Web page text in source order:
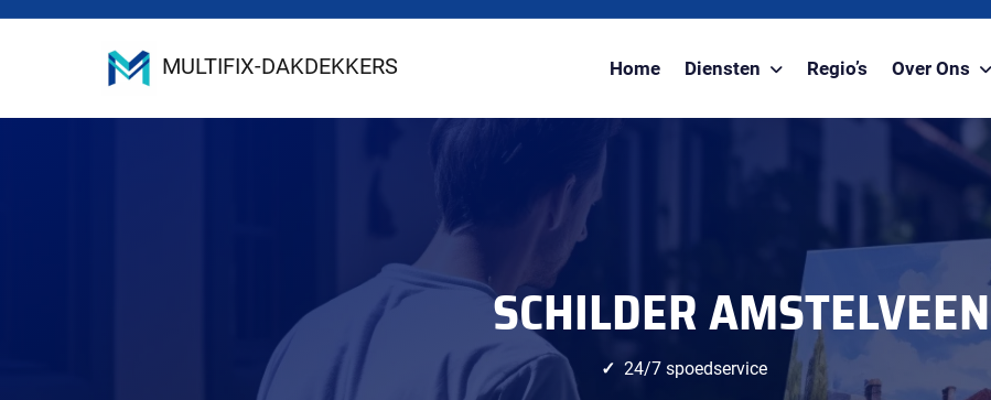
MULTIFIX-DAKDEKKERS Home Diensten Regio’s Over Ons
SCHILDER AMSTELVEEN
24/7 spoedservice